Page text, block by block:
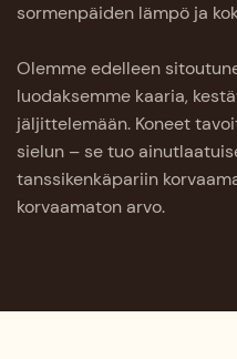
sormenpäiden lämpö ja
Olemme edelleen
luodaksemme kaaria,
jäljittelemään. Koneet
sielun – se tuo
tanssikenkäpariin
korvaamaton arvo.